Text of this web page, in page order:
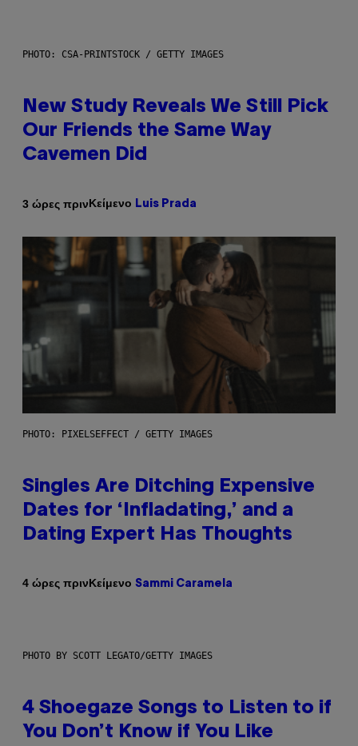
PHOTO: CSA-PRINTSTOCK / GETTY IMAGES
New Study Reveals We Still Pick
Our Friends the Same Way
Cavemen Did
3 ώρες πρινΚείμενο Luis Prada
PHOTO: PIXELSEFFECT / GETTY IMAGES
Singles Are Ditching Expensive
Dates for ‘Infladating,’ and a
Dating Expert Has Thoughts
4 ώρες πρινΚείμενο Sammi Caramela
PHOTO BY SCOTT LEGATO/GETTY IMAGES
4 Shoegaze Songs to Listen to if
You Don’t Know if You Like